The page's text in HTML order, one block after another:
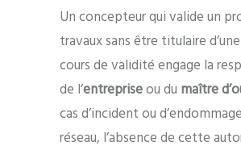
Un concepteur qui valide un
travaux sans être titulaire
cours de validité engage la
de l’entrepriseou du maître
cas d’incident ou
réseau, l’absence de cette